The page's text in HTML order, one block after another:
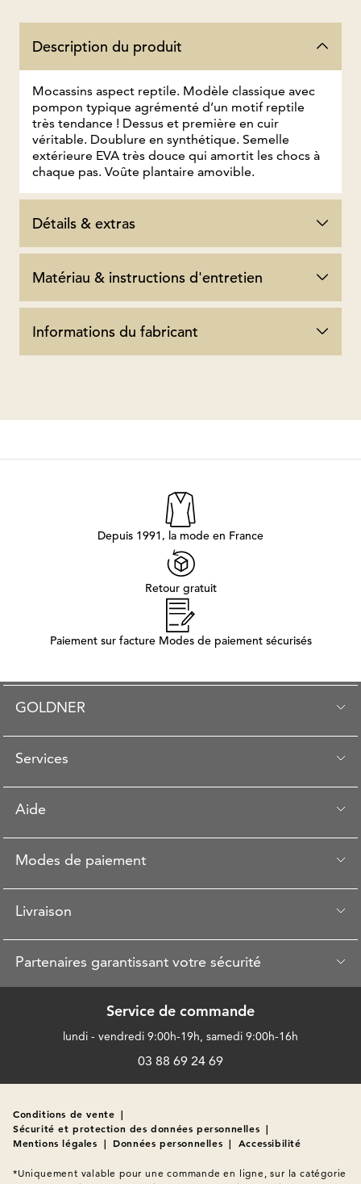
Description du produit
Mocassins aspect reptile. Modèle classique avec
pompon typique agrémenté d’un motif reptile
très tendance ! Dessus et première en cuir
véritable. Doublure en synthétique. Semelle
extérieure EVA très douce qui amortit les chocs à
chaque pas. Voûte plantaire amovible.
Détails & extras
Matériau & instructions d'entretien
Informations du fabricant
Depuis 1991, la mode en France
Retour gratuit
Paiement sur facture Modes de paiement sécurisés
GOLDNER
Services
Aide
Modes de paiement
Livraison
Partenaires garantissant votre sécurité
Service de commande
lundi - vendredi 9:00h-19h, samedi 9:00h-16h
03 88 69 24 69
Conditions de vente |
Sécurité et protection des données personnelles |
Mentions légales | Données personnelles | Accessibilité
*Uniquement valable pour une commande en ligne, sur la catégorie